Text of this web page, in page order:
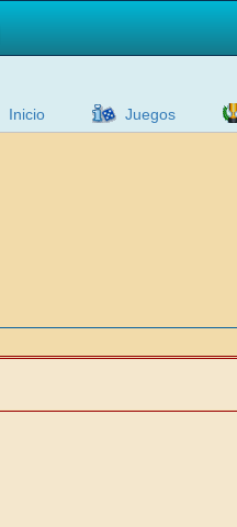
Inicio Juegos